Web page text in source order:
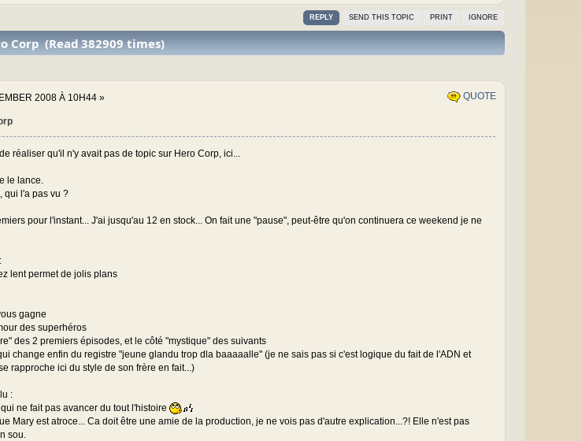
REPLY SEND THIS TOPIC PRINT IGNORE
Corp (Read 382909 times)
2008 À 10H44 » QUOTE
réaliser qu'il n'y avait pas de topic sur Hero Corp, ici...
le lance.
qui l'a pas vu ?
pour l'instant... J'ai jusqu'au 12 en stock... On fait une "pause", peut-être qu'on continuera ce weekend je ne
lent permet de jolis plans
gagne
des superhéros
des 2 premiers épisodes, et le côté "mystique" des suivants
change enfin du registre "jeune glandu trop dla baaaaalle" (je ne sais pas si c'est logique du fait de l'ADN et
rapproche ici du style de son frère en fait...)
:
ne fait pas avancer du tout l'histoire
Mary est atroce... Ca doit être une amie de la production, je ne vois pas d'autre explication...?! Elle n'est pas
sou.